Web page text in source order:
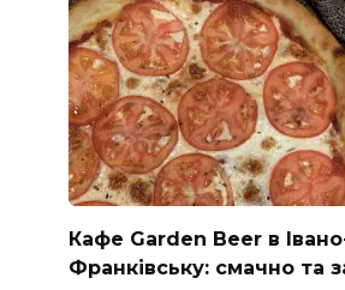
Кафе Garden Beer в
Франківську: смачно та